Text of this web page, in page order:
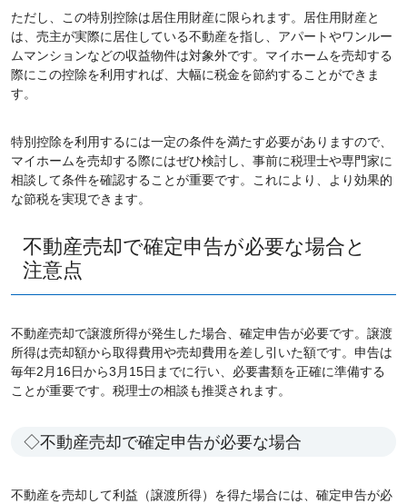
ただし、この特別控除は居住用財産に限られます。居住用財産と
は、売主が実際に居住している不動産を指し、アパートやワンルー
ムマンションなどの収益物件は対象外です。マイホームを売却する
際にこの控除を利用すれば、大幅に税金を節約することができま
す。
特別控除を利用するには一定の条件を満たす必要がありますので、
マイホームを売却する際にはぜひ検討し、事前に税理士や専門家に
相談して条件を確認することが重要です。これにより、より効果的
な節税を実現できます。
不動産売却で確定申告が必要な場合と
注意点
不動産売却で譲渡所得が発生した場合、確定申告が必要です。譲渡
所得は売却額から取得費用や売却費用を差し引いた額です。申告は
毎年2月16日から3月15日までに行い、必要書類を正確に準備する
ことが重要です。税理士の相談も推奨されます。
◇不動産売却で確定申告が必要な場合
不動産を売却して利益（譲渡所得）を得た場合には、確定申告が必